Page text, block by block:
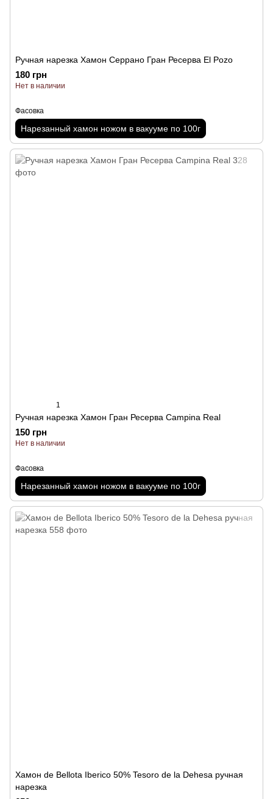
Ручная нарезка Хамон Серрано Гран Ресерва El Pozo
180 грн
Нет в наличии
Фасовка
Нарезанный хамон ножом в вакууме по 100г
1
Ручная нарезка Хамон Гран Ресерва Campina Real
150 грн
Нет в наличии
Фасовка
Нарезанный хамон ножом в вакууме по 100г
Хамон de Bellota Iberico 50% Tesoro de la Dehesa ручная
нарезка